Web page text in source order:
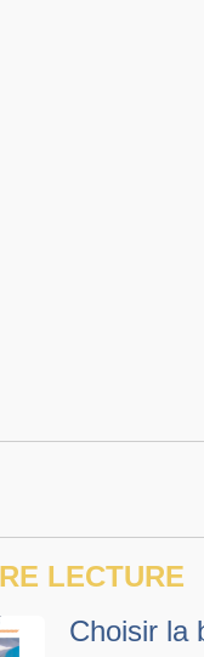
LECTURE
Choisir la